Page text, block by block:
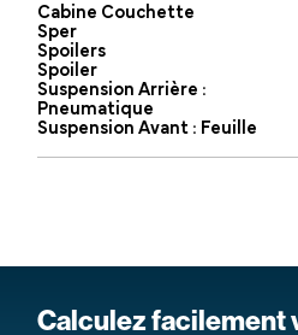
Cabine Couchette
Sper
Spoilers
Spoiler
Suspension Arrière :
Pneumatique
Suspension Avant : Feuille
Calculez facilement